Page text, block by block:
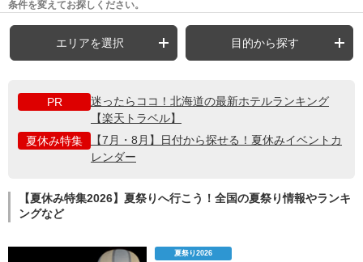
条件を変えてお探しください。
エリアを選択 目的から探す
PR
迷ったらココ！北海道の最新ホテルランキング
【楽天トラベル】
夏休み特集
【7月・8月】日付から探せる！夏休みイベントカ
レンダー
【夏休み特集2026】夏祭りへ行こう！全国の夏祭り情報やランキ
ングなど
夏祭り2026